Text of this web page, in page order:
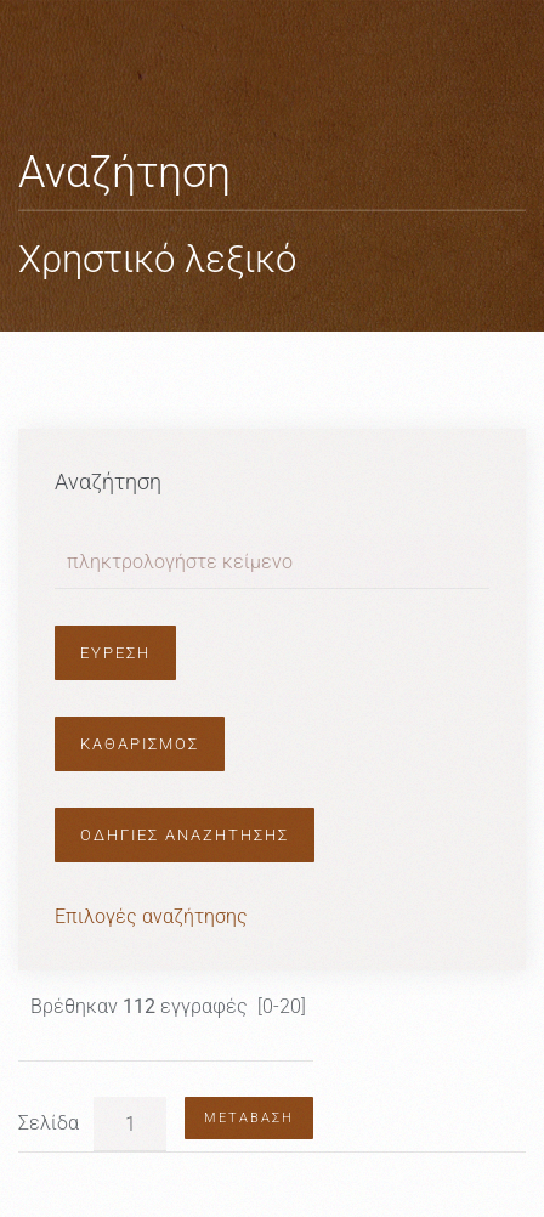
Skip to main content
Αναζήτηση
Χρηστικό λεξικό
Αναζήτηση
ΟΔΗΓΙΕΣ ΑΝΑΖΗΤΗΣΗΣ
Επιλογές αναζήτησης
Βρέθηκαν 112 εγγραφές [0-20]
Σελίδα ΜΕΤΆΒΑΣΗ